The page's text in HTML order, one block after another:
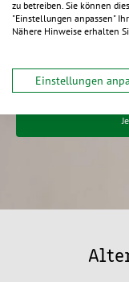
Einfach &
Wir
zu betreiben. Sie können
"Einstellungen anpassen"
Nähere Hinweise erhalten
Einstellungen